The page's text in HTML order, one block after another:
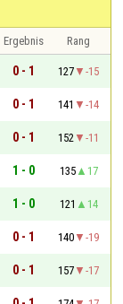
Ergebnis
Rang
0 - 1 127
-15
0 - 1 141
-14
0 - 1 152
-11
1 - 0 135
17
1 - 0 121
14
0 - 1 140
-19
0 - 1 157
-17